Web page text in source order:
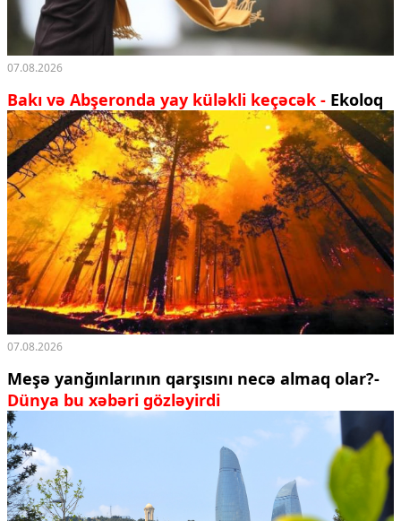
07.08.2026
Bakı və Abşeronda yay küləkli keçəcək - Ekoloq
07.08.2026
Meşə yanğınlarının qarşısını necə almaq olar?-
Dünya bu xəbəri gözləyirdi